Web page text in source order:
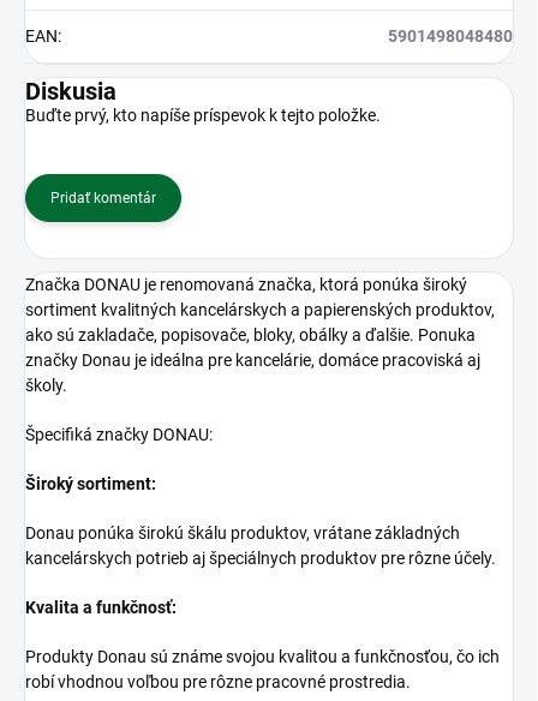
EAN: 5901498048480
Diskusia
Buďte prvý, kto napíše príspevok k tejto položke.
Pridať komentár
Značka DONAU je renomovaná značka, ktorá ponúka široký
sortiment kvalitných kancelárskych a papierenských produktov,
ako sú zakladače, popisovače, bloky, obálky a ďalšie. Ponuka
značky Donau je ideálna pre kancelárie, domáce pracoviská aj
školy.
Špecifiká značky DONAU:
Široký sortiment:
Donau ponúka širokú škálu produktov, vrátane základných
kancelárskych potrieb aj špeciálnych produktov pre rôzne účely.
Kvalita a funkčnosť:
Produkty Donau sú známe svojou kvalitou a funkčnosťou, čo ich
robí vhodnou voľbou pre rôzne pracovné prostredia.